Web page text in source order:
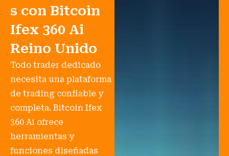
s con Bitcoin
Ifex 360 Ai
Reino Unido
Todo trader dedicado
necesita una plataforma
de trading confiable y
completa. Bitcoin Ifex
360 Ai ofrece
herramientas y
funciones diseñadas